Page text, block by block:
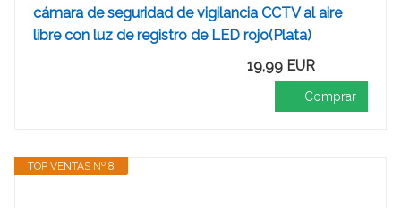
cámara de seguridad de vigilancia CCTV al aire
libre con luz de registro de LED rojo(Plata)
19,99 EUR
Comprar
TOP VENTAS Nº 8